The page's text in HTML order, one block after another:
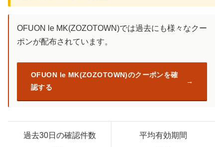
OFUON le MK(ZOZOTOWN)では過去にも様々なクー
ポンが配布されています。
OFUON le MK(ZOZOTOWN)のクーポンを確
認する
過去30日の確認件数
平均有効期間